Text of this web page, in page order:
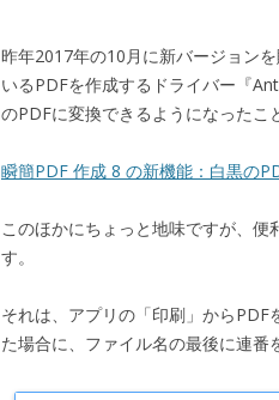
昨年2017年の10月に新バージョン
いるPDFを作成するドライバー『
のPDFに変換できるようになったこ
瞬簡PDF 作成 8 の新機能：白黒の
このほかにちょっと地味ですが、便
す。
それは、アプリの「印刷」から
た場合に、ファイル名の最後に連番